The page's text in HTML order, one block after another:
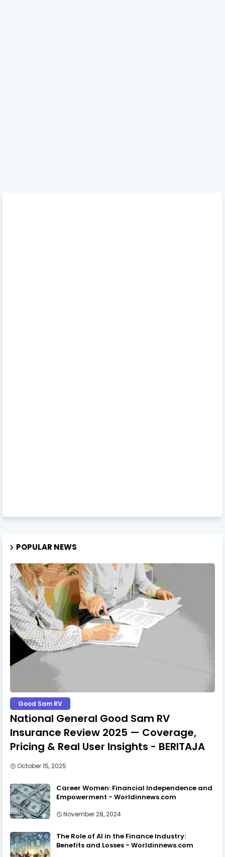
POPULAR NEWS
Good Sam RV
National General Good Sam RV
Insurance Review 2025 — Coverage,
Pricing & Real User Insights - BERITAJA
October 15, 2025
Career Women: Financial Independence and
Empowerment - Worldinnews.com
November 28, 2024
The Role of AI in the Finance Industry:
Benefits and Losses - Worldinnews.com